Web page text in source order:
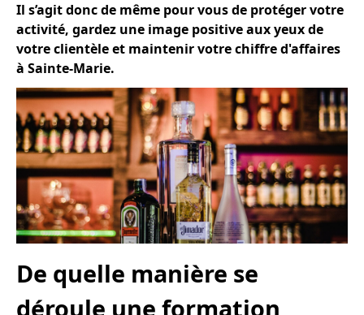
Il s’agit donc de même pour vous de protéger votre
activité, gardez une image positive aux yeux de
votre clientèle et maintenir votre chiffre d'affaires
à Sainte-Marie.
De quelle manière se
déroule une formation